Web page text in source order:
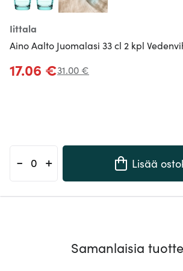
Iittala
Aino Aalto Juomalasi 33 cl 2 kpl
17.06 €31.00 €
- + Lisää
Samanlaisia